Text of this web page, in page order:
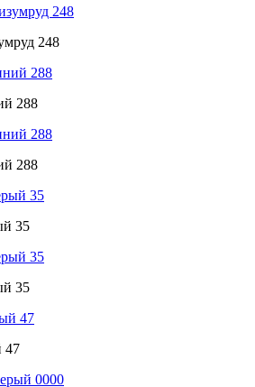
248
288
288
35
35
47